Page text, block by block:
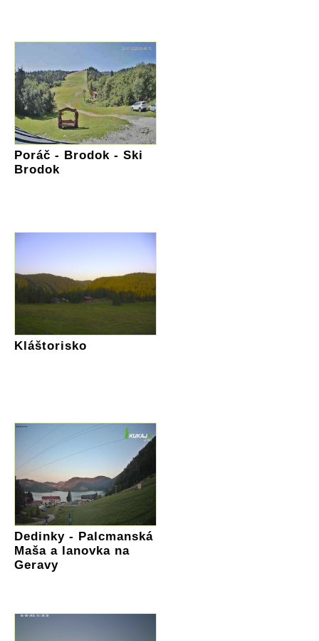
Poráč - Brodok - Ski
Brodok
Kláštorisko
Dedinky - Palcmanská
Maša a lanovka na
Geravy